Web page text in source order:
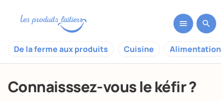
De la ferme aux produits Cuisine
Connaisssez-vous le kéfir ?